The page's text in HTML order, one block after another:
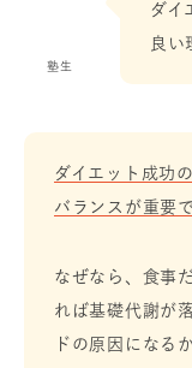
塾生
ダイ
良い
ダイエット成功
バランスが重要で
なぜなら、食事
れば基礎代謝が
ドの原因になる